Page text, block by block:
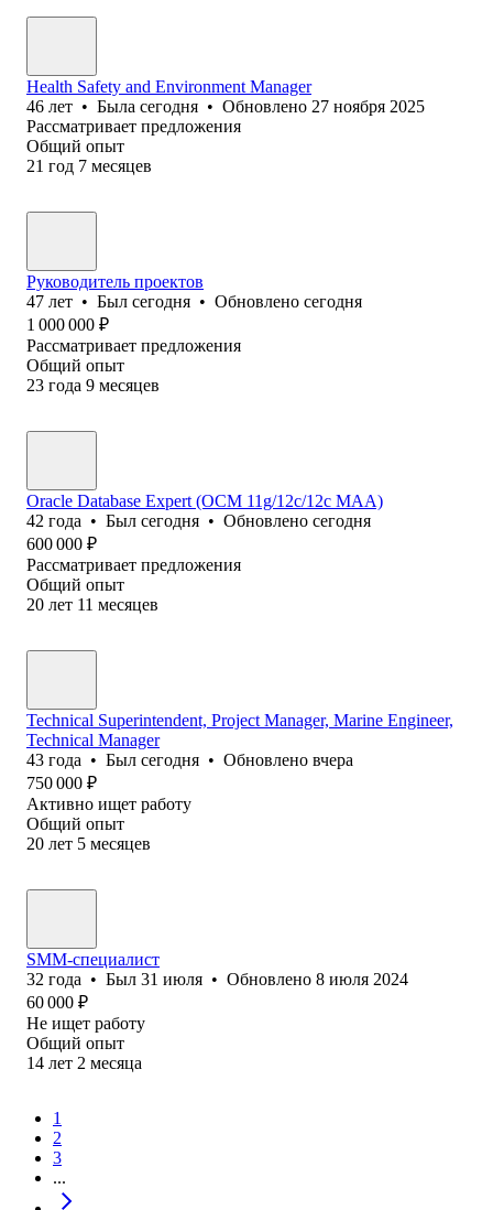
Health Safety and Environment Manager
46 лет • Была сегодня • Обновлено 27 ноября 2025
Рассматривает предложения
Общий опыт
21 год 7 месяцев
Руководитель проектов
47 лет • Был сегодня • Обновлено сегодня
1 000 000 ₽
Рассматривает предложения
Общий опыт
23 года 9 месяцев
Oracle Database Expert (OCM 11g/12c/12c MAA)
42 года • Был сегодня • Обновлено сегодня
600 000 ₽
Рассматривает предложения
Общий опыт
20 лет 11 месяцев
Technical Superintendent, Project Manager, Marine Engineer,
Technical Manager
43 года • Был сегодня • Обновлено вчера
750 000 ₽
Активно ищет работу
Общий опыт
20 лет 5 месяцев
SMM-специалист
32 года • Был 31 июля • Обновлено 8 июля 2024
60 000 ₽
Не ищет работу
Общий опыт
14 лет 2 месяца
1
2
3
...